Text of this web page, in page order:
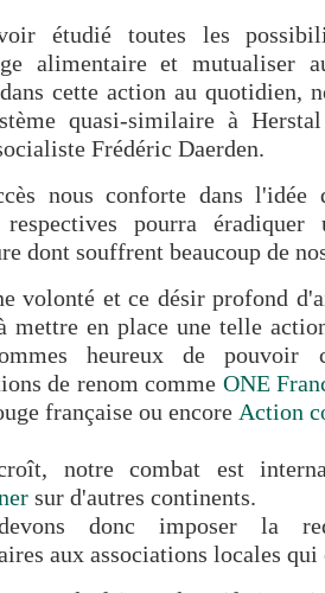
étudié toutes les
alimentaire et mutualiser
cette action au quotidien,
quasi-similaire à
Frédéric Daerden.
nous conforte dans
respectives pourra
dont souffrent beaucoup de
volonté et ce désir profond
mettre en place une telle
heureux de pouvoir
de renom comme ONE
française ou encore Action
notre combat est
sur d'autres continents.
donc imposer la
aux associations locales qui